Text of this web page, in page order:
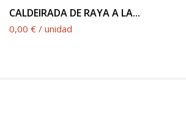
CALDEIRADA DE RAYA A LA...
0,00 € / unidad